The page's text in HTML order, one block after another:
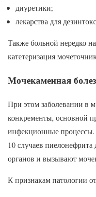
диуретики;
лекарства для
Также больной нередко
катетеризация
Мочекаменная
При этом заболевании в
конкременты, основной
инфекционные процессы.
10 случаев
органов и вызывают
К признакам патологии